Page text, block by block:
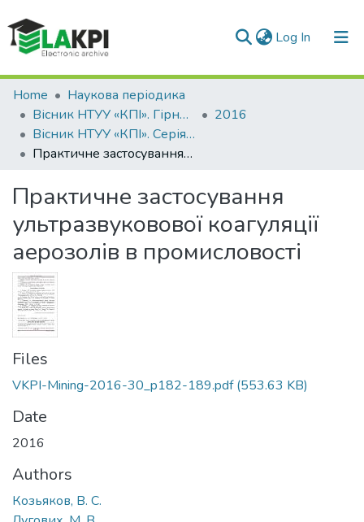
Log In (current)
Communities & Collections
All of DSpace
Statistics
Home
Наукова періодика
Вісник НТУУ «КПІ». Гірництво
2016
Вісник НТУУ «КПІ». Серія «Гірництво»: збірник наукових праць, Вип. 30
Практичне застосування ультразвуковової коагуляції аерозолів в промисловості
Практичне застосування
ультразвуковової коагуляції
аерозолів в промисловості
Files
VKPI-Mining-2016-30_p182-189.pdf(553.63 KB)
Date
2016
Authors
Козьяков, В. С.